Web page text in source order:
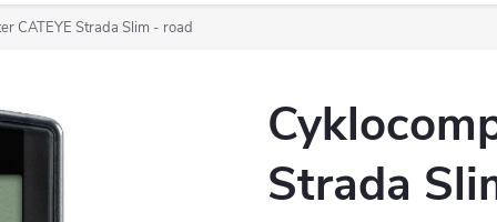
CATEYE Strada Slim - road
Strada